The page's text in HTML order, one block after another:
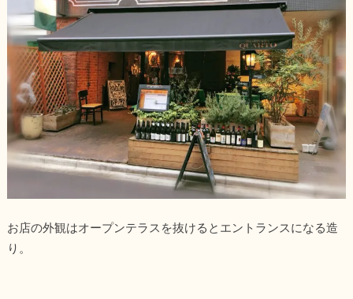
お店の外観はオープンテラスを抜けるとエントランスになる造
り。